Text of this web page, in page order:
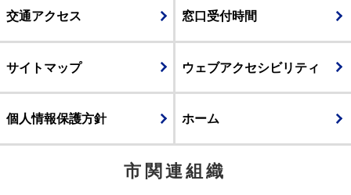
交通アクセス 窓口受付時間
サイトマップ ウェブアクセシビリティ
個人情報保護方針 ホーム
市関連組織